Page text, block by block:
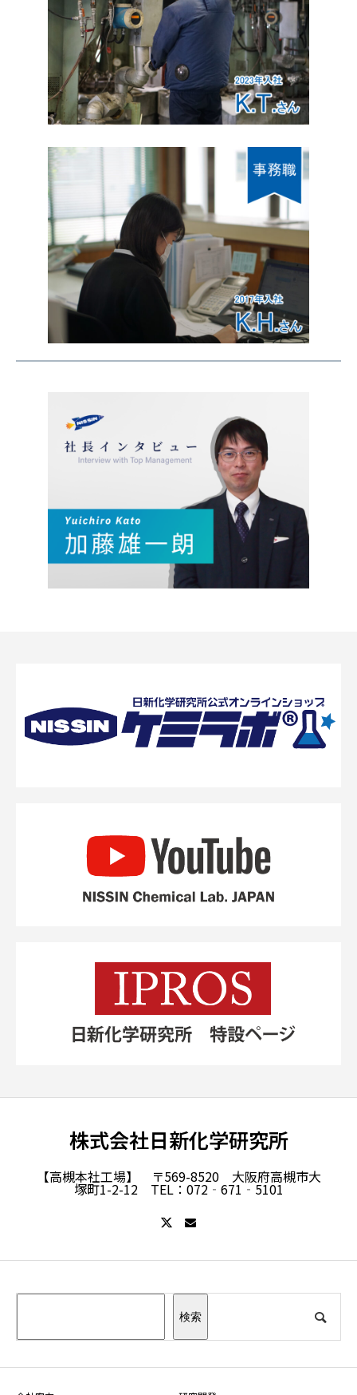
株式会社日新化学研究所
【高槻本社工場】 〒569-8520 大阪府高槻市大
塚町1-2-12 TEL：072‐671‐5101
検索